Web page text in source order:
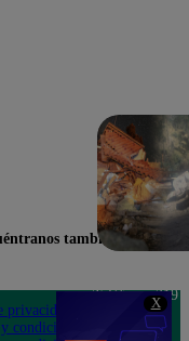
X
también en
privacidad
condiciones
Teléfono: 219
Av. San